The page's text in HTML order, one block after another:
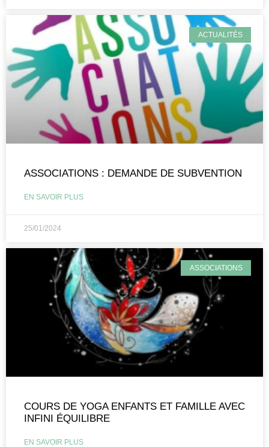
ACTUALITÉS
ASSOCIATIONS : DEMANDE DE SUBVENTION
EN SAVOIR PLUS
25/01/2024
ASSOCIATIONS
COURS DE YOGA ENFANTS ET FAMILLE AVEC
INFINI ÉQUILIBRE
EN SAVOIR PLUS